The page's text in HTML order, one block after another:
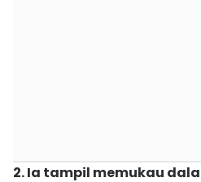
2. Ia tampil memukau